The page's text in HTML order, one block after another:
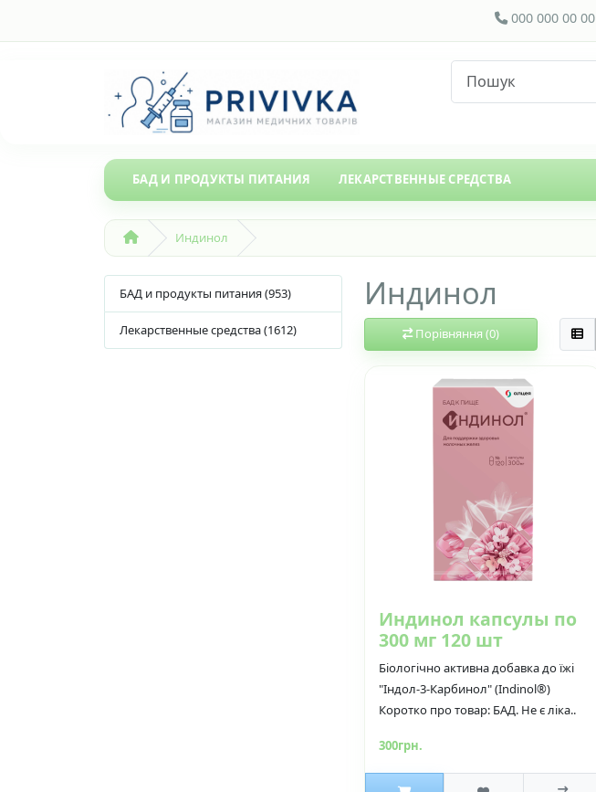
000 000 00 00
БАД И ПРОДУКТЫ ПИТАНИЯ ЛЕКАРСТВЕННЫЕ СРЕДСТВА
Индинол
БАД и продукты питания (953)
Лекарственные средства (1612)
Индинол
Порівняння (0)
Индинол капсулы по
300 мг 120 шт
Біологічно активна добавка до їжі
"Індол-3-Карбинол" (Indinol®)
Коротко про товар: БАД. Не є ліка..
300грн.